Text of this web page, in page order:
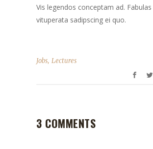
Vis legendos conceptam ad. Fabulas
vituperata sadipscing ei quo.
Jobs, Lectures
3 COMMENTS